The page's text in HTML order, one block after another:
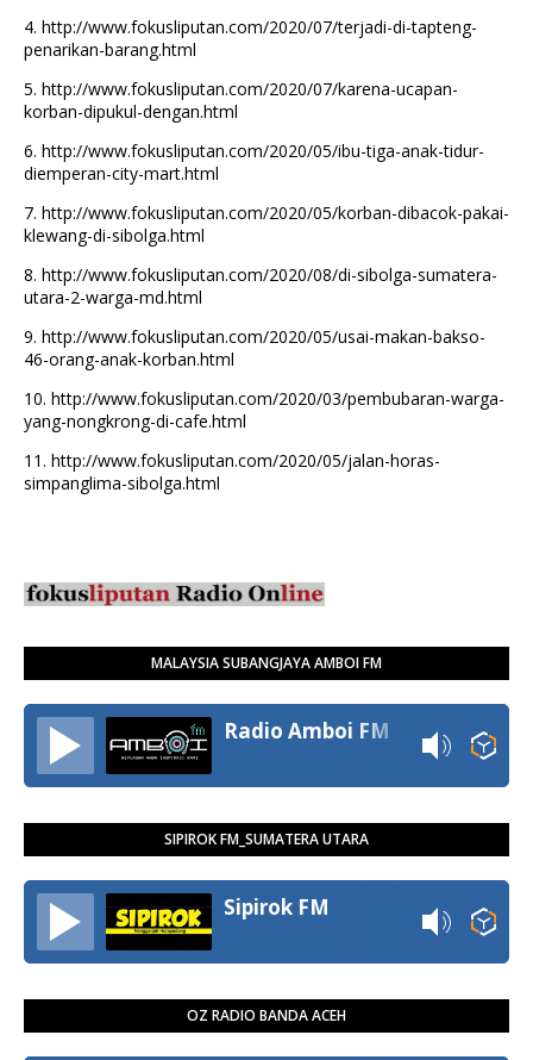
4. http://www.fokusliputan.com/2020/07/terjadi-di-tapteng-
penarikan-barang.html
5. http://www.fokusliputan.com/2020/07/karena-ucapan-
korban-dipukul-dengan.html
6. http://www.fokusliputan.com/2020/05/ibu-tiga-anak-tidur-
diemperan-city-mart.html
7. http://www.fokusliputan.com/2020/05/korban-dibacok-pakai-
klewang-di-sibolga.html
8. http://www.fokusliputan.com/2020/08/di-sibolga-sumatera-
utara-2-warga-md.html
9. http://www.fokusliputan.com/2020/05/usai-makan-bakso-
46-orang-anak-korban.html
10. http://www.fokusliputan.com/2020/03/pembubaran-warga-
yang-nongkrong-di-cafe.html
11. http://www.fokusliputan.com/2020/05/jalan-horas-
simpanglima-sibolga.html
MALAYSIA SUBANGJAYA AMBOI FM
Radio Amboi FM
SIPIROK FM_SUMATERA UTARA
Sipirok FM
OZ RADIO BANDA ACEH